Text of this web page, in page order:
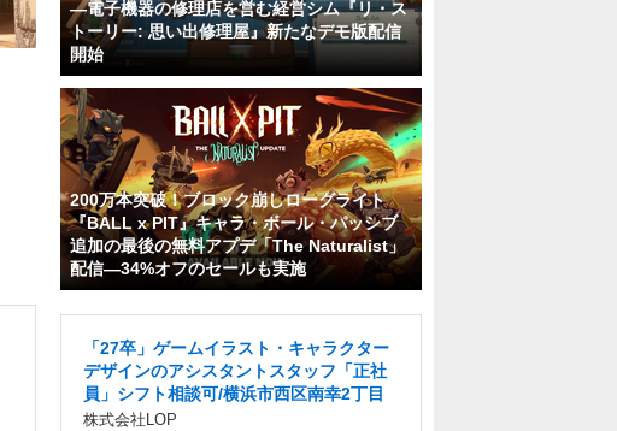
―電子機器の修理店を営む経営シム『リ・ス
トーリー: 思い出修理屋』新たなデモ版配信
開始
200万本突破！ブロック崩しローグライト
『BALL x PIT』キャラ・ボール・パッシブ
追加の最後の無料アプデ「The Naturalist」
配信―34%オフのセールも実施
「27卒」ゲームイラスト・キャラクター
デザインのアシスタントスタッフ「正社
員」シフト相談可/横浜市西区南幸2丁目
株式会社LOP